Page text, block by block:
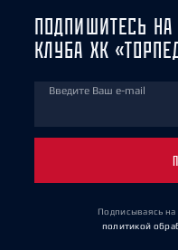
ПОДПИШИТЕСЬ
КЛУБА ХК
Введите Ваш e-mail
Подписываясь на
политикой